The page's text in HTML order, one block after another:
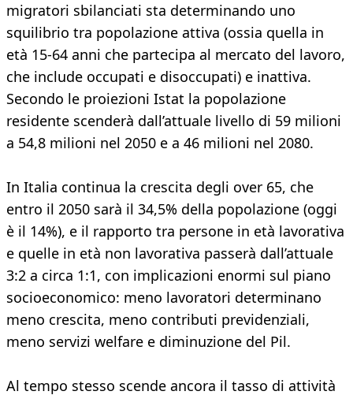
migratori sbilanciati sta determinando uno
squilibrio tra popolazione attiva (ossia quella in
età 15-64 anni che partecipa al mercato del lavoro,
che include occupati e disoccupati) e inattiva.
Secondo le proiezioni Istat la popolazione
residente scenderà dall’attuale livello di 59 milioni
a 54,8 milioni nel 2050 e a 46 milioni nel 2080.
In Italia continua la crescita degli over 65, che
entro il 2050 sarà il 34,5% della popolazione (oggi
è il 14%), e il rapporto tra persone in età lavorativa
e quelle in età non lavorativa passerà dall’attuale
3:2 a circa 1:1, con implicazioni enormi sul piano
socioeconomico: meno lavoratori determinano
meno crescita, meno contributi previdenziali,
meno servizi welfare e diminuzione del Pil.
Al tempo stesso scende ancora il tasso di attività